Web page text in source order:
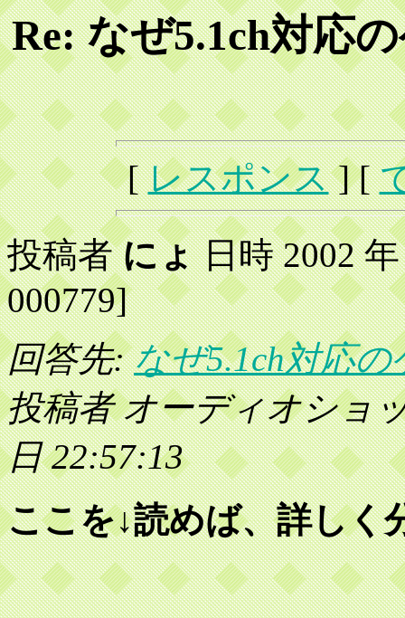
Re: なぜ5.1ch対応
[レスポンス] [
投稿者にょ日時 2002 年
000779]
回答先:なぜ5.1ch対応
投稿者 オーディオショ
日 22:57:13
ここを↓読めば、詳しく